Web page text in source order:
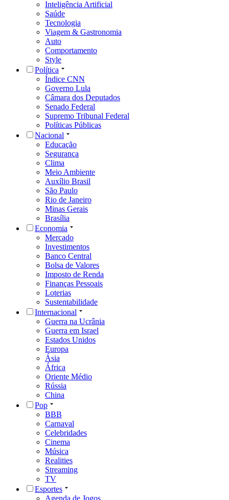
Inteligência Artificial
Saúde
Tecnologia
Viagem & Gastronomia
Auto
Comportamento
Style
Política
Índice CNN
Governo Lula
Câmara dos Deputados
Senado Federal
Supremo Tribunal Federal
Políticas Públicas
Nacional
Educação
Segurança
Clima
Meio Ambiente
Auxílio Brasil
São Paulo
Rio de Janeiro
Minas Gerais
Brasília
Economia
Mercado
Investimentos
Banco Central
Bolsa de Valores
Imposto de Renda
Finanças Pessoais
Loterias
Sustentabilidade
Internacional
Guerra na Ucrânia
Guerra em Israel
Estados Unidos
Europa
Ásia
África
Oriente Médio
Rússia
China
Pop
BBB
Carnaval
Celebridades
Cinema
Música
Realities
Streaming
TV
Esportes
Agenda de Jogos